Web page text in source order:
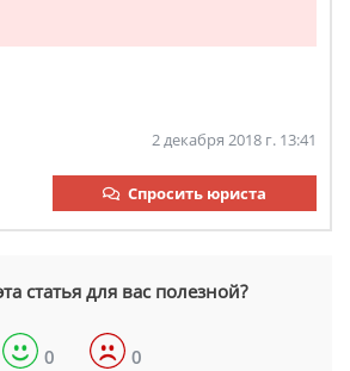
2 декабря 2018 г. 13:41
Спросить юриста
статья для вас полезной?
0 0